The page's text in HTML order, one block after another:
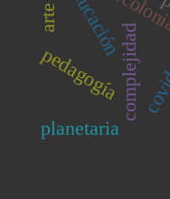
complejidad
educación
pedagogía
planetaria